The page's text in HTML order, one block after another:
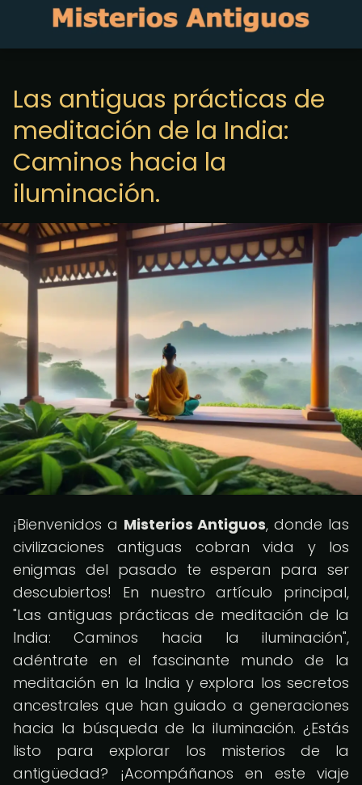
Las antiguas prácticas de
meditación de la India:
Caminos hacia la
iluminación.
¡Bienvenidos a Misterios Antiguos, donde las
civilizaciones antiguas cobran vida y los
enigmas del pasado te esperan para ser
descubiertos! En nuestro artículo principal,
"Las antiguas prácticas de meditación de la
India: Caminos hacia la iluminación",
adéntrate en el fascinante mundo de la
meditación en la India y explora los secretos
ancestrales que han guiado a generaciones
hacia la búsqueda de la iluminación. ¿Estás
listo para explorar los misterios de la
antigüedad? ¡Acompáñanos en este viaje